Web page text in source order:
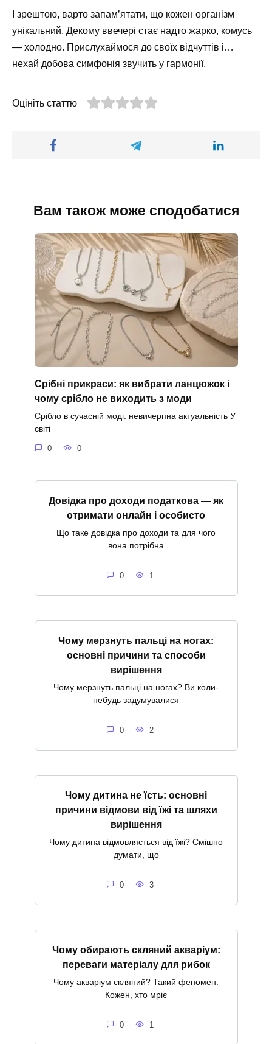
І зрештою, варто запам’ятати, що кожен організм
унікальний. Декому ввечері стає надто жарко, комусь
— холодно. Прислухаймося до своїх відчуттів і…
нехай добова симфонія звучить у гармонії.
Оцініть статтю
Вам також може сподобатися
Срібні прикраси: як вибрати ланцюжок і
чому срібло не виходить з моди
Срібло в сучасній моді: невичерпна актуальність У
світі
0 0
Довідка про доходи податкова — як
отримати онлайн і особисто
Що таке довідка про доходи та для чого
вона потрібна
0 1
Чому мерзнуть пальці на ногах:
основні причини та способи
вирішення
Чому мерзнуть пальці на ногах? Ви коли-
небудь задумувалися
0 2
Чому дитина не їсть: основні
причини відмови від їжі та шляхи
вирішення
Чому дитина відмовляється від їжі? Смішно
думати, що
0 3
Чому обирають скляний акваріум:
переваги матеріалу для рибок
Чому акваріум скляний? Такий феномен.
Кожен, хто мріє
0 1